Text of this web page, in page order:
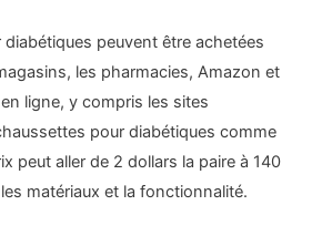
peuvent être achetées
les pharmacies, Amazon et
en ligne, y compris les sites
pour diabétiques comme
peut aller de 2 dollars la paire à 140
matériaux et la fonctionnalité.